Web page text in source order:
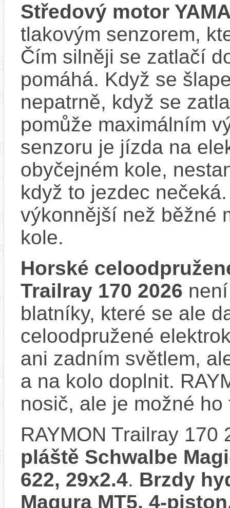
Středový motor
tlakovým senzorem,
Čím silněji se zatlačí
pomáhá. Když se
nepatrně, když se
pomůže maximálním
senzoru je jízda na
obyčejném kole,
když to jezdec
výkonnější než běžné
kole.
Horské
Trailray 170 2026
blatníky, které se ale
celoodpružené
ani zadním světlem,
a na kolo doplnit.
nosič, ale je možné
RAYMON Trailray
pláště Schwalbe
622, 29x2.4. Brzdy
Magura MT5, 4-